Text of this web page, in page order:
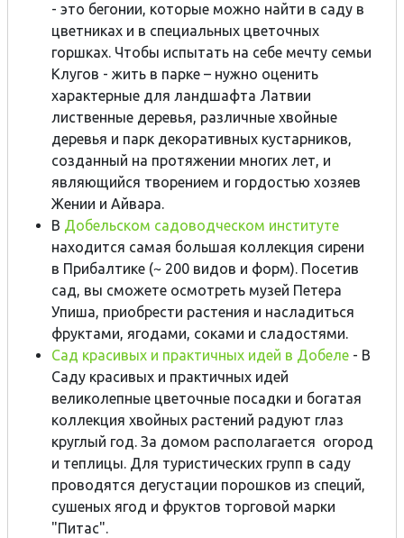
- это бегонии, которые можно найти в саду в
цветниках и в специальных цветочных
горшках. Чтобы испытать на себе мечту семьи
Клугов - жить в парке – нужно оценить
характерные для ландшафта Латвии
лиственные деревья, различные хвойные
деревья и парк декоративных кустарников,
созданный на протяжении многих лет, и
являющийся творением и гордостью хозяев
Жении и Айвара.
В Добельском садоводческом институте
находится самая большая коллекция сирени
в Прибалтике (~ 200 видов и форм). Посетив
сад, вы сможете осмотреть музей Петера
Упиша, приобрести растения и насладиться
фруктами, ягодами, соками и сладостями.
Сад красивых и практичных идей в Добеле - В
Саду красивых и практичных идей
великолепные цветочные посадки и богатая
коллекция хвойных растений радуют глаз
круглый год. За домом располагается огород
и теплицы. Для туристических групп в саду
проводятся дегустации порошков из специй,
сушеных ягод и фруктов торговой марки
"Питас".